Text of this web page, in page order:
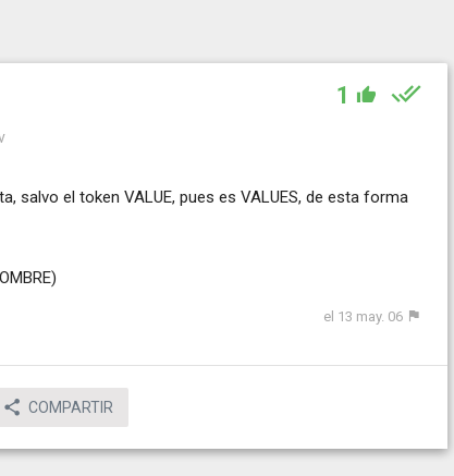
1
salvo el token VALUE, pues es VALUES, de esta forma
el 13 may. 06
COMPARTIR